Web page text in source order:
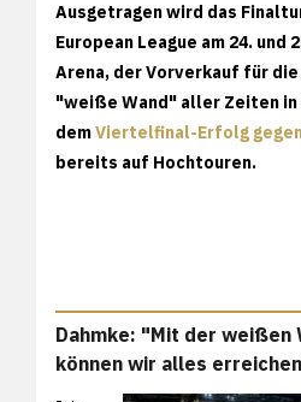
Ausgetragen wird das
European League am 24. und
Arena, der Vorverkauf für
"weiße Wand" aller Zeiten in
demViertelfinal-Erfolg
bereits auf Hochtouren.
Dahmke: "Mit der weißen
können wir alles